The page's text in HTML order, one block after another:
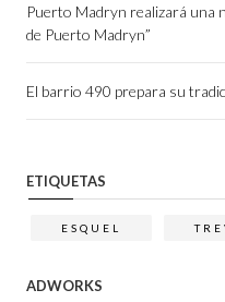
Puerto Madryn realizará una
de Puerto Madryn”
El barrio 490 prepara su
ETIQUETAS
ESQUEL
ADWORKS